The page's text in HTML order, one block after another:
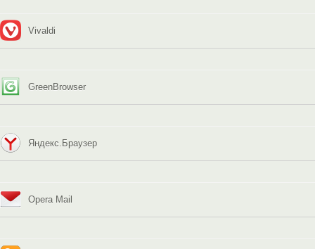
Vivaldi
GreenBrowser
Яндекс.Браузер
Opera Mail